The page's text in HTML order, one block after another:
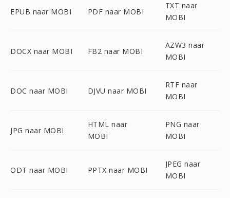
EPUB naar MOBI PDF naar MOBI
TXT naar
MOBI
DOCX naar MOBI FB2 naar MOBI
AZW3 naar
MOBI
DOC naar MOBI DJVU naar MOBI
RTF naar
MOBI
JPG naar MOBI
HTML naar
MOBI
PNG naar
MOBI
ODT naar MOBI PPTX naar MOBI
JPEG naar
MOBI